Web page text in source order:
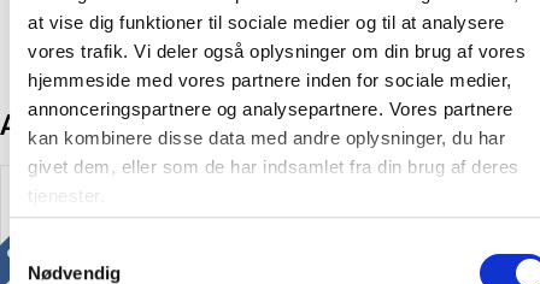
at vise dig funktioner til sociale medier og til at analysere
vores trafik. Vi deler også oplysninger om din brug af vores
hjemmeside med vores partnere inden for sociale medier,
annonceringspartnere og analysepartnere. Vores partnere
kan kombinere disse data med andre oplysninger, du har
givet dem, eller som de har indsamlet fra din brug af deres
tjenester.
Samtykkevalg
Nødvendig
Andre kunder købte også
Gratis levering Køb mere og spar